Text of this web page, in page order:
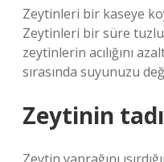
Zeytinleri bir kaseye
Zeytinleri bir süre
zeytinlerin acılığını
sırasında suyunuzu
Zeytinin